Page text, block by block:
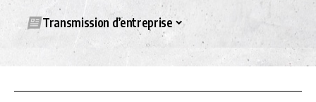
Transmission d’entreprise